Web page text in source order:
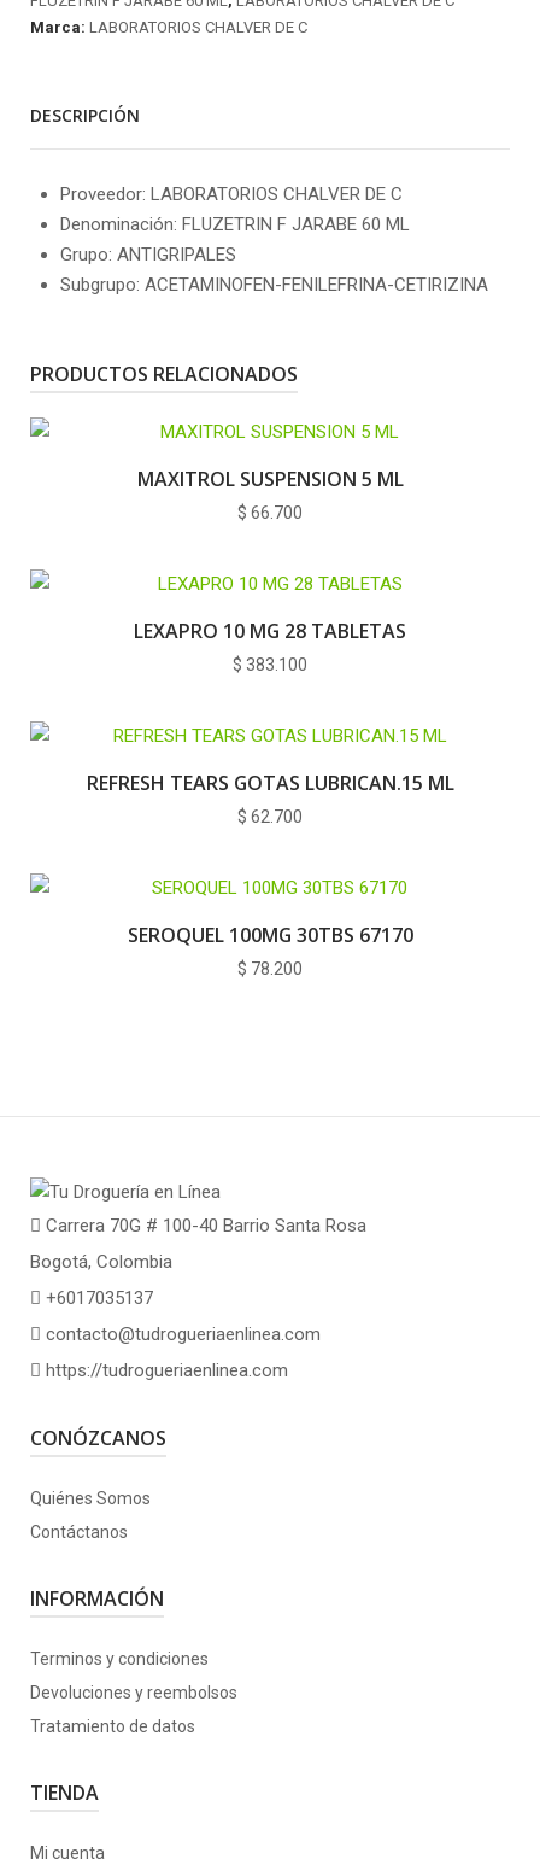
Marca: LABORATORIOS CHALVER DE C
DESCRIPCIÓN
Proveedor: LABORATORIOS CHALVER DE C
Denominación: FLUZETRIN F JARABE 60 ML
Grupo: ANTIGRIPALES
Subgrupo: ACETAMINOFEN-FENILEFRINA-CETIRIZINA
PRODUCTOS RELACIONADOS
MAXITROL SUSPENSION 5 ML
$ 66.700
LEXAPRO 10 MG 28 TABLETAS
$ 383.100
REFRESH TEARS GOTAS LUBRICAN.15 ML
$ 62.700
SEROQUEL 100MG 30TBS 67170
$ 78.200
Carrera 70G # 100-40 Barrio Santa Rosa
Bogotá, Colombia
+6017035137
contacto@tudrogueriaenlinea.com
https://tudrogueriaenlinea.com
CONÓZCANOS
Quiénes Somos
Contáctanos
INFORMACIÓN
Terminos y condiciones
Devoluciones y reembolsos
Tratamiento de datos
TIENDA
Mi cuenta